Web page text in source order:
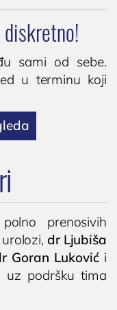
sami od sebe.
u terminu koji
prenosivih
dr Ljubiša
Goran Luković i
uz podršku tima